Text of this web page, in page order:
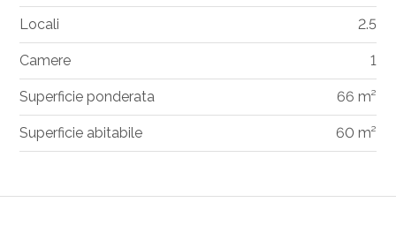
Locali 2.5
Camere 1
Superficie ponderata 66 m²
Superficie abitabile 60 m²